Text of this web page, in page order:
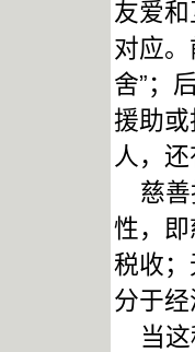
友爱和
对应
舍”；
援助
人，
慈善
性，
税收
分于经
当这